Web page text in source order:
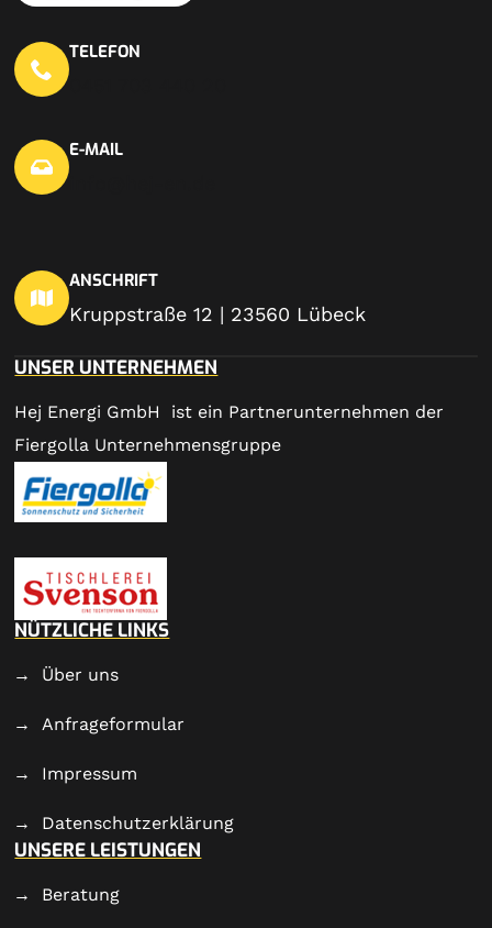
TELEFON
E-MAIL
ANSCHRIFT
Kruppstraße 12 | 23560 Lübeck
UNSER UNTERNEHMEN
Hej Energi GmbH ist ein Partnerunternehmen der
Fiergolla Unternehmensgruppe
NÜTZLICHE LINKS
Über uns
Anfrageformular
Impressum
Datenschutzerklärung
UNSERE LEISTUNGEN
Beratung